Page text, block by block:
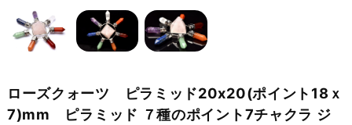
ローズクォーツ ピラミッド20x20(ポイント18ｘ
7)mm ピラミッド ７種のポイント7チャクラ ジ